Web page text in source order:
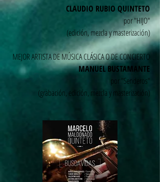
CLAUDIO RUBIO QUINTETO
por "HIJO"
(edición, mezcla y masterización)
MEJOR ARTISTA DE MÚSICA CLÁSICA O DE CONCIERTO
MANUEL BUSTAMANTE
por "Senderos"
(grabación, edición, mezcla ymasterización)